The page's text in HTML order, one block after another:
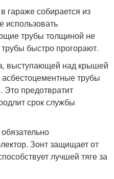
гараже собирается из
использовать
трубы толщиной не
быстро прогорают.
выступающей над крышей
трубы
Это предотвратит
срок службы
Зонт защищает от
лучшей тяге за